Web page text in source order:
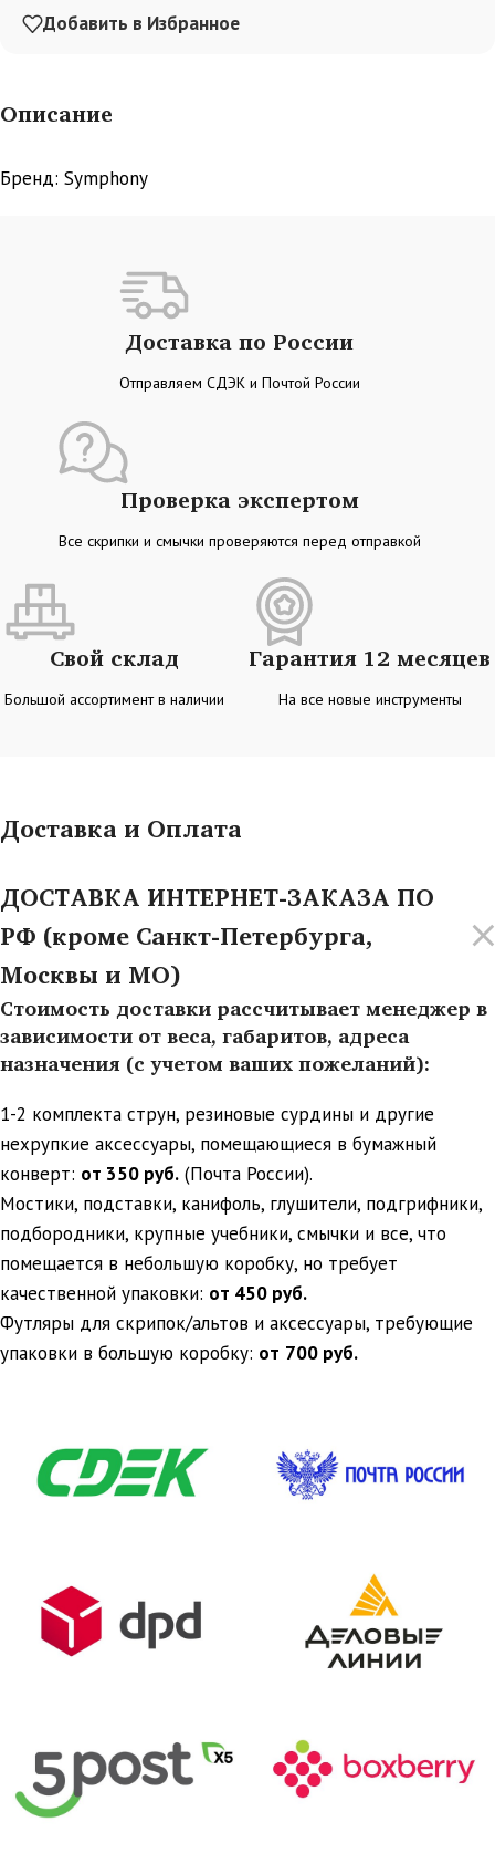
Добавить в Избранное
Описание
Бренд: Symphony
Доставка по России
Отправляем СДЭК и Почтой России
Проверка экспертом
Все скрипки и смычки проверяются перед отправкой
Свой склад
Большой ассортимент в наличии
Гарантия 12 месяцев
На все новые инструменты
Доставка и Оплата
ДОСТАВКА ИНТЕРНЕТ-ЗАКАЗА ПО
РФ (кроме Санкт-Петербурга,
Москвы и МО)
Стоимость доставки рассчитывает менеджер в
зависимости от веса, габаритов, адреса
назначения (с учетом ваших пожеланий):
1-2 комплекта струн, резиновые сурдины и другие
нехрупкие аксессуары, помещающиеся в бумажный
конверт: от 350 руб. (Почта России).
Мостики, подставки, канифоль, глушители, подгрифники,
подбородники, крупные учебники, смычки и все, что
помещается в небольшую коробку, но требует
качественной упаковки: от 450 руб.
Футляры для скрипок/альтов и аксессуары, требующие
упаковки в большую коробку: от 700 руб.